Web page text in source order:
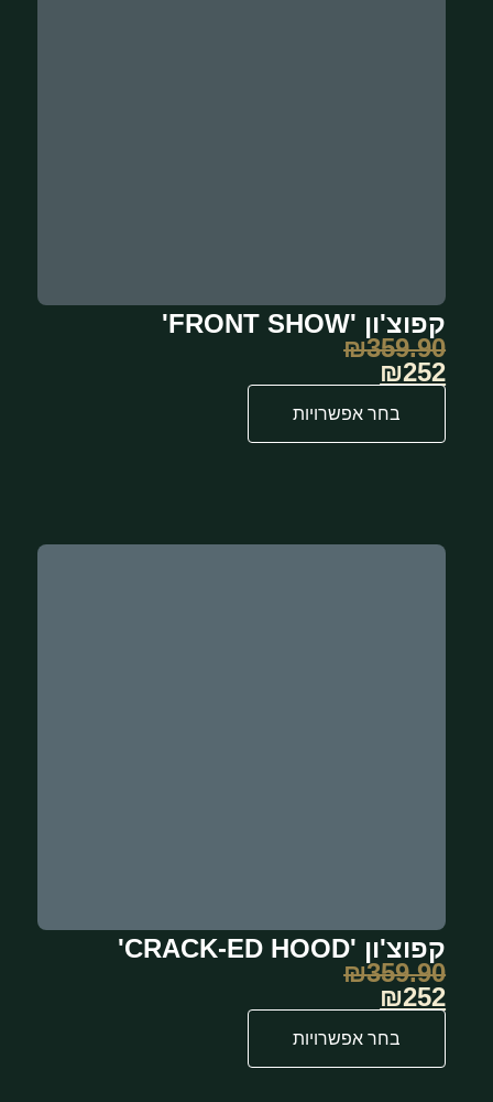
קפוצ'ון 'FRONT SHOW'
₪359.90
₪252
בחר אפשרויות
קפוצ'ון 'CRACK-ED HOOD'
₪359.90
₪252
בחר אפשרויות